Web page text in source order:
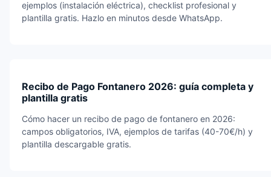
ejemplos (instalación eléctrica), checklist profesional y
plantilla gratis. Hazlo en minutos desde WhatsApp.
Recibo de Pago Fontanero 2026: guía completa y
plantilla gratis
Cómo hacer un recibo de pago de fontanero en 2026:
campos obligatorios, IVA, ejemplos de tarifas (40-70€/h) y
plantilla descargable gratis.